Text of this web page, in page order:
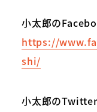
小太郎の
https://
shi/
小太郎のTwitter